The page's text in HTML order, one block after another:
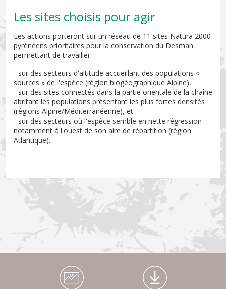
Les sites choisis pour agir
Les actions porteront sur un réseau de 11 sites Natura 2000
pyrénéens prioritaires pour la conservation du Desman
permettant de travailler :
- sur des secteurs d'altitude accueillant des populations «
sources » de l'espèce (région biogéographique Alpine),
- sur des sites connectés dans la partie orientale de la chaîne
abritant les populations présentant les plus fortes densités
(régions Alpine/Méditerranéenne), et
- sur des secteurs où l'espèce semble en nette régression
notamment à l'ouest de son aire de répartition (région
Atlantique).
Médiathèque Footer